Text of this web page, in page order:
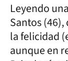
Leyendo
Santos (46),
la felicidad
aunque en